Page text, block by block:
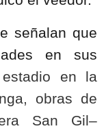
señalan que
en sus
estadio en la
obras de
San Gil–